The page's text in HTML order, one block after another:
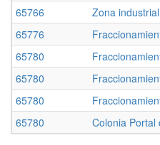
65766
Zona
65776
65780
65780
65780
65780
Colonia Portal